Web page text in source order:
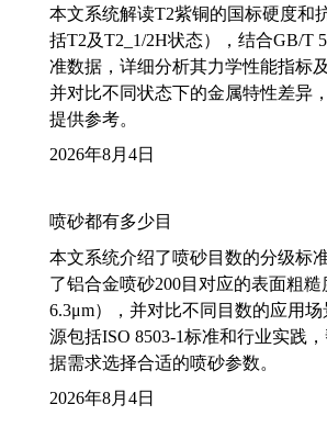
本文系统解读T2紫铜的国标硬度和
括T2及T2_1/2H状态），结合GB/T
准数据，详细分析其力学性能指标
并对比不同状态下的金属特性差异
提供参考。
2026年8月4日
喷砂都有多少目
本文系统介绍了喷砂目数的分级标
了铝合金喷砂200目对应的表面粗糙
6.3μm），并对比不同目数的应用
源包括ISO 8503-1标准和行业实践
据需求选择合适的喷砂参数。
2026年8月4日